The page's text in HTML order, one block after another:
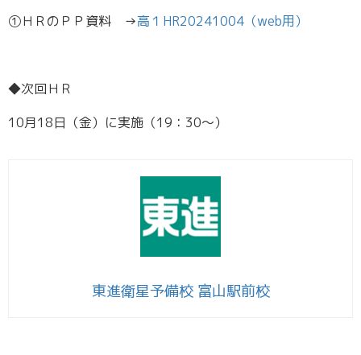
①ＨＲのＰＰ資料 →高１HR20241004（web用）
◆次回ＨＲ
10月18日（金）に実施（19：30～）
東進衛星予備校 富山駅前校